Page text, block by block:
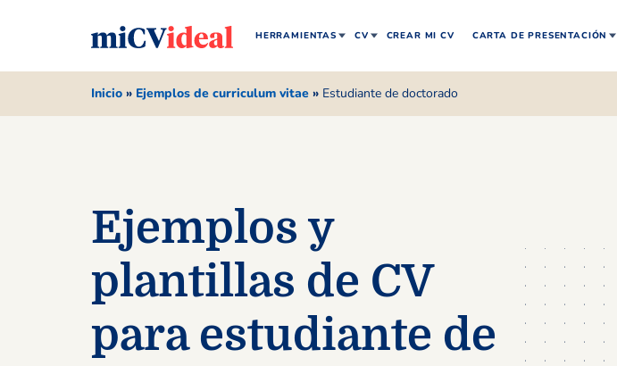
HERRAMIENTAS CV CREAR MI CV CARTA DE PRESENTACIÓN
Inicio » Ejemplos de curriculum vitae » Estudiante de doctorado
Ejemplos y
plantillas de CV
para estudiante de